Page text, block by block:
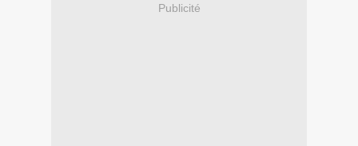
Publicité